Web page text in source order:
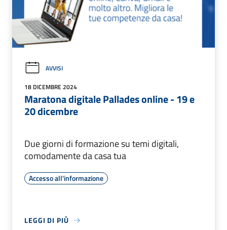
AVVISI
18 DICEMBRE 2024
Maratona digitale Pallades online - 19 e
20 dicembre
Due giorni di formazione su temi digitali,
comodamente da casa tua
Accesso all'informazione
LEGGI DI PIÙ